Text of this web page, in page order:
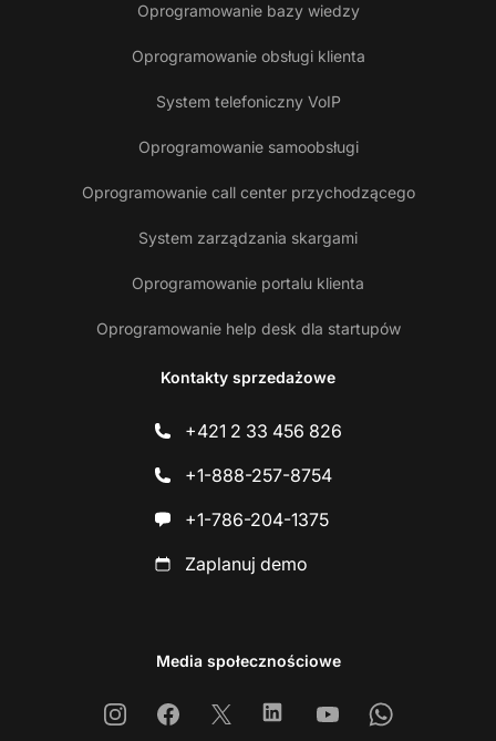
Oprogramowanie bazy wiedzy
Oprogramowanie obsługi klienta
System telefoniczny VoIP
Oprogramowanie samoobsługi
Oprogramowanie call center przychodzącego
System zarządzania skargami
Oprogramowanie portalu klienta
Oprogramowanie help desk dla startupów
Kontakty sprzedażowe
+421 2 33 456 826
+1-888-257-8754
+1-786-204-1375
Zaplanuj demo
Media społecznościowe
InstagramFacebook
X LinkedinYoutubeWhatsapp